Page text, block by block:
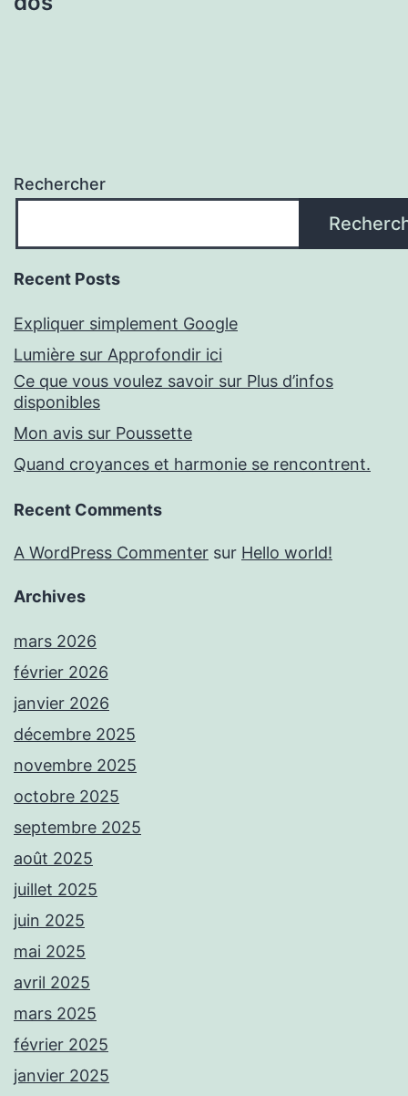
Rechercher
Recent Posts
Expliquer simplement Google
Lumière sur Approfondir ici
Ce que vous voulez savoir sur Plus d’infos
disponibles
Mon avis sur Poussette
Quand croyances et harmonie se rencontrent.
Recent Comments
A WordPress Commenter sur Hello world!
Archives
mars 2026
février 2026
janvier 2026
décembre 2025
novembre 2025
octobre 2025
septembre 2025
août 2025
juillet 2025
juin 2025
mai 2025
avril 2025
mars 2025
février 2025
janvier 2025